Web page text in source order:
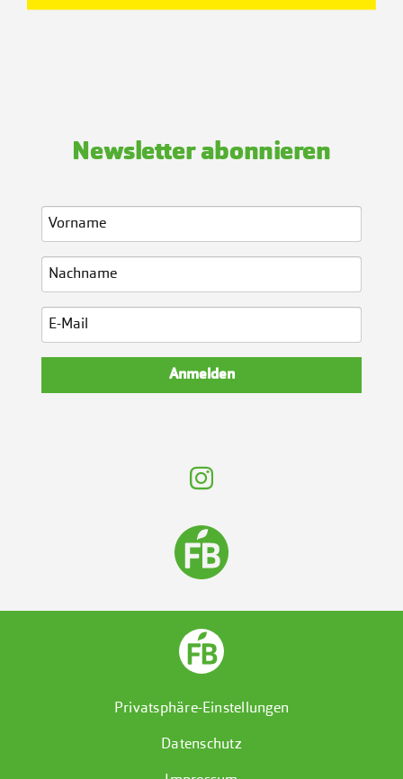
Newsletter abonnieren
Anmelden
Privatsphäre-Einstellungen
Datenschutz